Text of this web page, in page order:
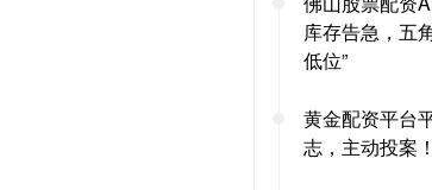
库存告急，五
低位”
黄金配资平台
志，主动投案